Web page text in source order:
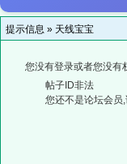
提示信息 » 天线宝宝
您没有登录或者您没有
帖子ID非法
您还不是论坛会员